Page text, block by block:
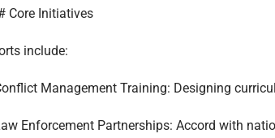
Core Initiatives
include:
Management Training: Designing
Enforcement Partnerships: Accord with